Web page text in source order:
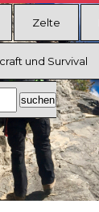
Zelte
und Survival